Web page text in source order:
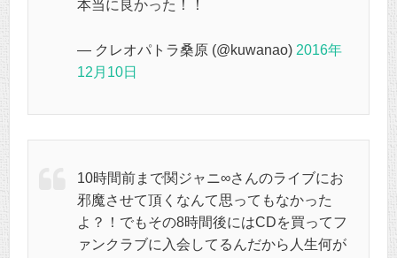
本当に良かった！！
— クレオパトラ桑原 (@kuwanao) 2016年
12月10日
10時間前まで関ジャニ∞さんのライブにお
邪魔させて頂くなんて思ってもなかった
よ？！でもその8時間後にはCDを買ってフ
ァンクラブに入会してるんだから人生何が